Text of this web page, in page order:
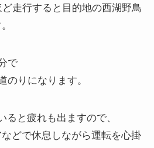
走行すると目的地の西湖野鳥
で
のりになります。
ると疲れも出ますので、
どで休息しながら運転を心掛